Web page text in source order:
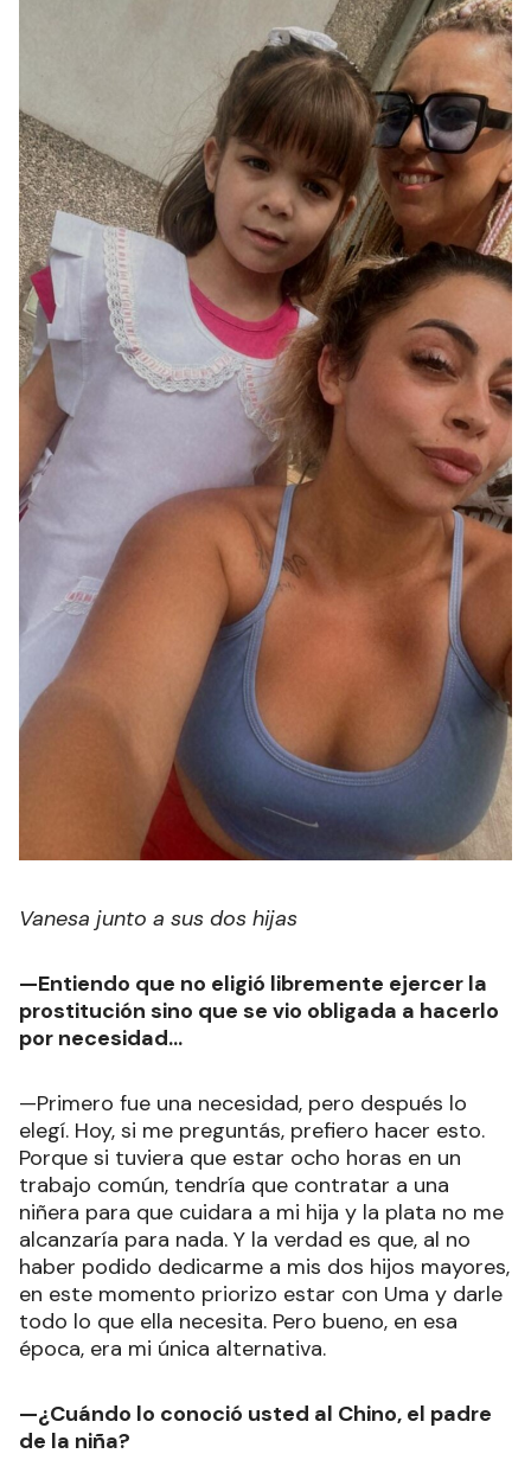
Vanesa junto a sus dos hijas
—Entiendo que no eligió libremente ejercer la
prostitución sino que se vio obligada a hacerlo
por necesidad...
—Primero fue una necesidad, pero después lo
elegí. Hoy, si me preguntás, prefiero hacer esto.
Porque si tuviera que estar ocho horas en un
trabajo común, tendría que contratar a una
niñera para que cuidara a mi hija y la plata no me
alcanzaría para nada. Y la verdad es que, al no
haber podido dedicarme a mis dos hijos mayores,
en este momento priorizo estar con Uma y darle
todo lo que ella necesita. Pero bueno, en esa
época, era mi única alternativa.
—¿Cuándo lo conoció usted al Chino, el padre
de la niña?